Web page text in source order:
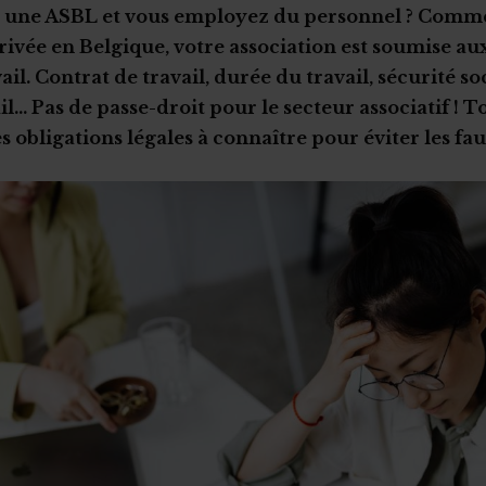
ASBL et vous employez du personnel ?
en Belgique, votre association est soumise
Contrat de travail, durée du travail, sécurité
Pas de passe-droit pour le secteur associatif !
obligations légales à connaître pour éviter les